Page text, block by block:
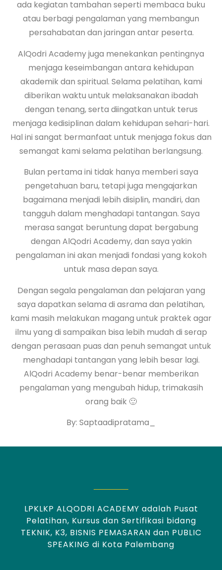
ada kegiatan tambahan seperti membaca buku
atau berbagi pengalaman yang membangun
persahabatan dan jaringan antar peserta.
AlQodri Academy juga menekankan pentingnya
menjaga keseimbangan antara kehidupan
akademik dan spiritual. Selama pelatihan, kami
diberikan waktu untuk melaksanakan ibadah
dengan tenang, serta diingatkan untuk terus
menjaga kedisiplinan dalam kehidupan sehari-hari.
Hal ini sangat bermanfaat untuk menjaga fokus dan
semangat kami selama pelatihan berlangsung.
Bulan pertama ini tidak hanya memberi saya
pengetahuan baru, tetapi juga mengajarkan
bagaimana menjadi lebih disiplin, mandiri, dan
tangguh dalam menghadapi tantangan. Saya
merasa sangat beruntung dapat bergabung
dengan AlQodri Academy, dan saya yakin
pengalaman ini akan menjadi fondasi yang kokoh
untuk masa depan saya.
Dengan segala pengalaman dan pelajaran yang
saya dapatkan selama di asrama dan pelatihan,
kami masih melakukan magang untuk praktek agar
ilmu yang di sampaikan bisa lebih mudah di serap
dengan perasaan puas dan penuh semangat untuk
menghadapi tantangan yang lebih besar lagi.
AlQodri Academy benar-benar memberikan
pengalaman yang mengubah hidup, trimakasih
orang baik 🙂
By: Saptaadipratama_
LPKLKP ALQODRI ACADEMY adalah Pusat
Pelatihan, Kursus dan Sertifikasi bidang
TEKNIK, K3, BISNIS PEMASARAN dan PUBLIC
SPEAKING di Kota Palembang